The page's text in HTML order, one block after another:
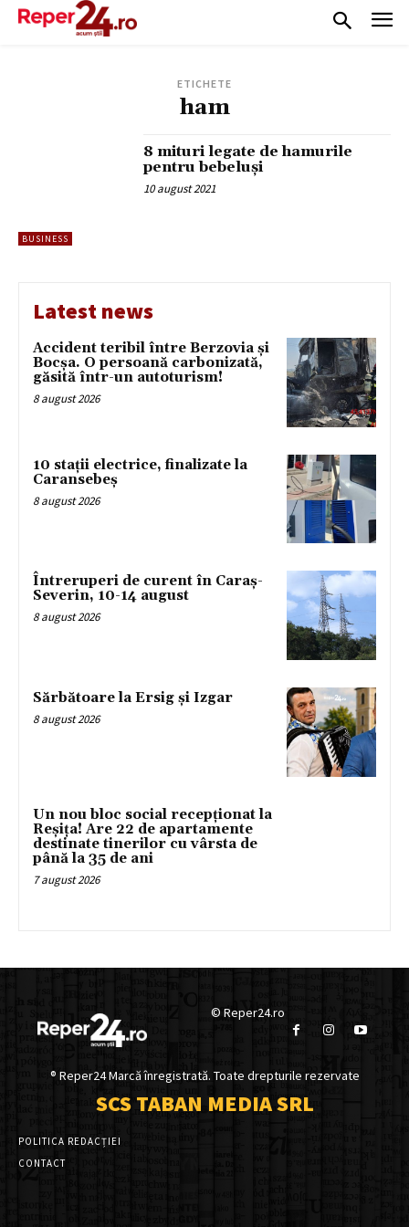
ETICHETE
ham
BUSINESS
8 mituri legate de hamurile
pentru bebeluși
10 august 2021
Latest news
Accident teribil între Berzovia și
Bocșa. O persoană carbonizată,
găsită într-un autoturism!
8 august 2026
10 stații electrice, finalizate la
Caransebeș
8 august 2026
Întreruperi de curent în Caraș-
Severin, 10-14 august
8 august 2026
Sărbătoare la Ersig și Izgar
8 august 2026
Un nou bloc social recepționat la
Reșița! Are 22 de apartamente
destinate tinerilor cu vârsta de
până la 35 de ani
7 august 2026
© Reper24.ro
® Reper24 Marcă înregistrată. Toate drepturile rezervate
SCS TABAN MEDIA SRL
POLITICA REDACȚIEI
CONTACT